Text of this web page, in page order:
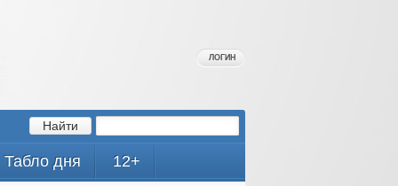
ЛОГИН
Табло дня 12+